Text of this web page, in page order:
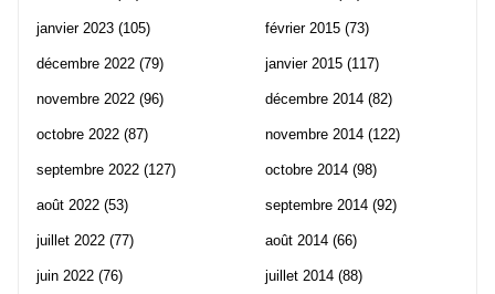
janvier 2023 (105)
décembre 2022 (79)
novembre 2022 (96)
octobre 2022 (87)
septembre 2022 (127)
août 2022 (53)
juillet 2022 (77)
juin 2022 (76)
février 2015 (73)
janvier 2015 (117)
décembre 2014 (82)
novembre 2014 (122)
octobre 2014 (98)
septembre 2014 (92)
août 2014 (66)
juillet 2014 (88)